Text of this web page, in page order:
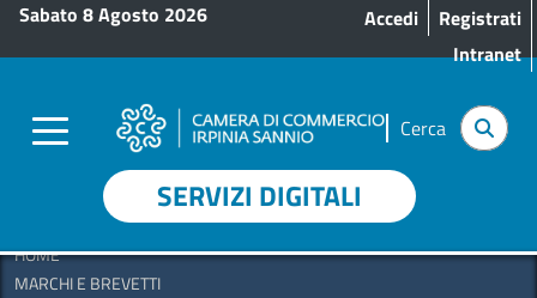
Salta al contenuto principale
Sabato 8 Agosto 2026 Menu profilo utente
Accedi
Registrati
Intranet
Cerca
SERVIZI DIGITALI
HOME
MARCHI E BREVETTI